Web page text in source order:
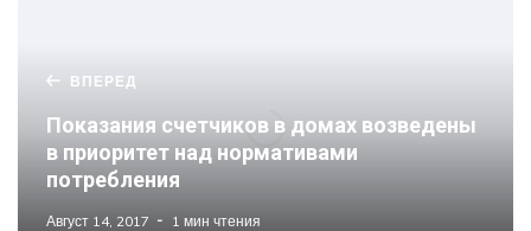
ВПЕРЕД
Показания счетчиков в домах возведены
в приоритет над нормативами
потребления
Август 14, 2017 1 мин чтения